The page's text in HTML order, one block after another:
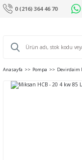
0 (216) 364 46 70
Anasayfa Pompa Devirdaim